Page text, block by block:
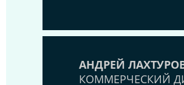
АНДРЕЙ
КОММЕРЧЕСКИЙ